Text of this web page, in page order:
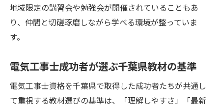
法
学習効率アップのための電気工事士教材比
教材
コスト重視で選ぶ電気工事士教材の賢い活
用法
地域限定の講習会や勉強会が開催されていることもあ
り、仲間と切磋琢磨しながら学べる環境が整っていま
す。
電気工事士成功者が選ぶ千葉県教材の基準
電気工事士資格を千葉県で取得した成功者たちが共通し
て重視する教材選びの基準は、「理解しやすさ」「最新